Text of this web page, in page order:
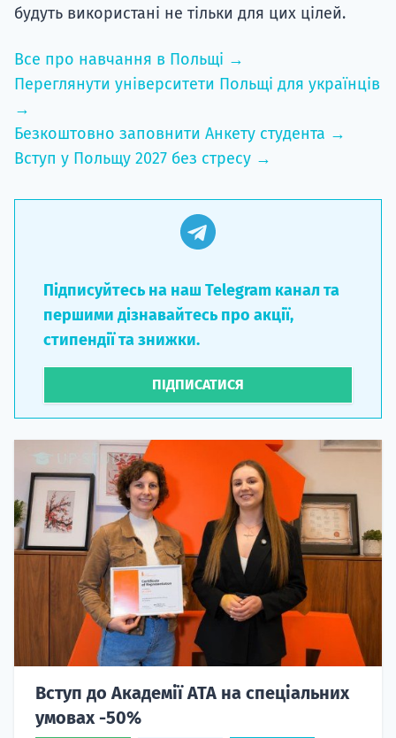
будуть використані не тільки для цих цілей.
Все про навчання в Польщі →
Переглянути університети Польщі для українців
→
Безкоштовно заповнити Анкету студента →
Вступ у Польщу 2027 без стресу →
Підписуйтесь на наш Telegram канал та
першими дізнавайтесь про акції,
стипендії та знижки.
ПІДПИСАТИСЯ
Вступ до Академії ATA на спеціальних
умовах -50%